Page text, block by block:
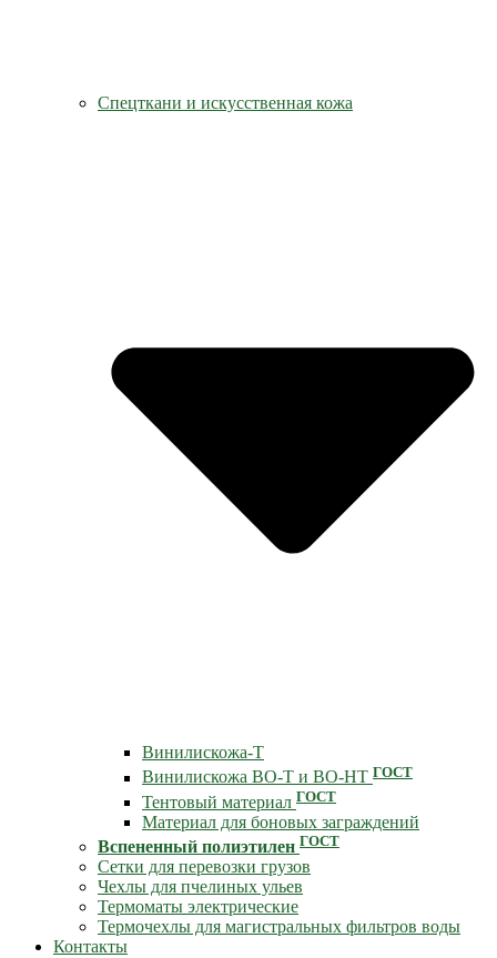
Спецткани и искусственная кожа
Винилискожа-Т
Винилискожа ВО-Т и ВО-НТ ГОСТ
Тентовый материал ГОСТ
Материал для боновых заграждений
Вспененный полиэтилен ГОСТ
Сетки для перевозки грузов
Чехлы для пчелиных ульев
Термоматы электрические
Термочехлы для магистральных фильтров воды
Контакты